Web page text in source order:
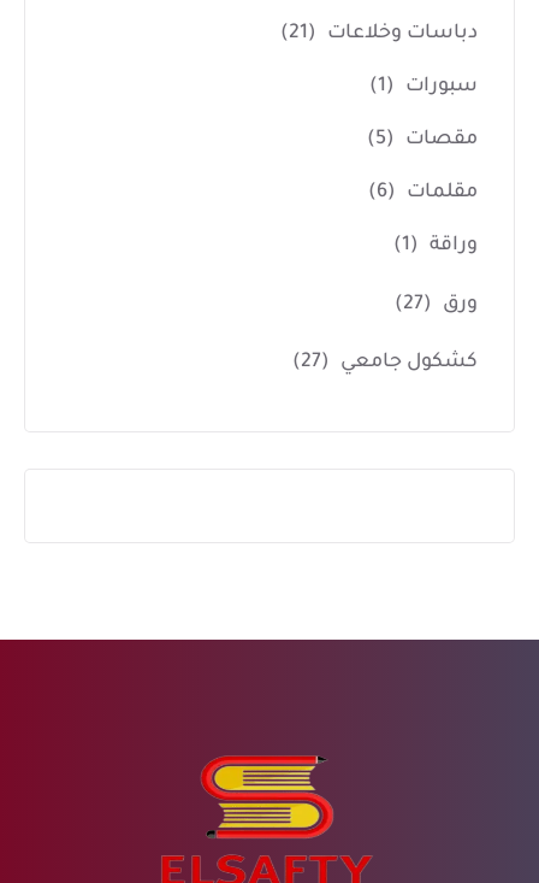
دباسات وخلاعات (21)
سبورات (1)
مقصات (5)
مقلمات (6)
وراقة (1)
ورق (27)
كشكول جامعي (27)